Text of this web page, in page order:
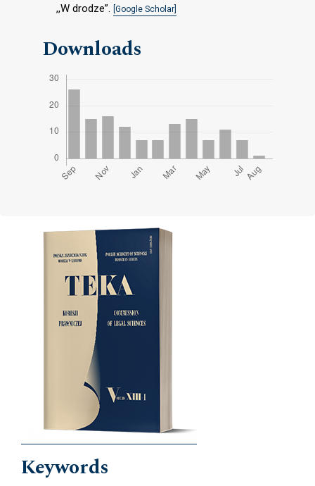
,,W drodze”.
[Google Scholar]
Downloads
Cover image
Keywords